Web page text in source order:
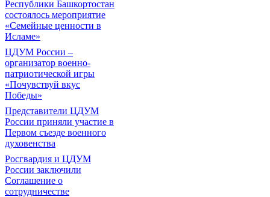
Республики Башкортостан
состоялось мероприятие
«Семейные ценности в
Исламе»
ЦДУМ России –
организатор военно-
патриотической игры
«Почувствуй вкус
Победы»
Представители ЦДУМ
России приняли участие в
Первом съезде военного
духовенства
Росгвардия и ЦДУМ
России заключили
Соглашение о
сотрудничестве